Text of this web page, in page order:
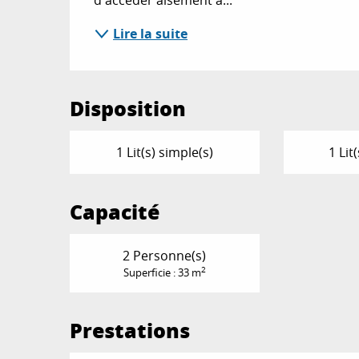
Lire la suite
Disposition
1 Lit(s) simple(s) 1
Capacité
2 Personne(s)
Superficie : 33 m2
Prestations